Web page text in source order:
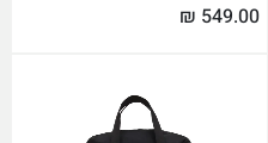
₪ 549.00